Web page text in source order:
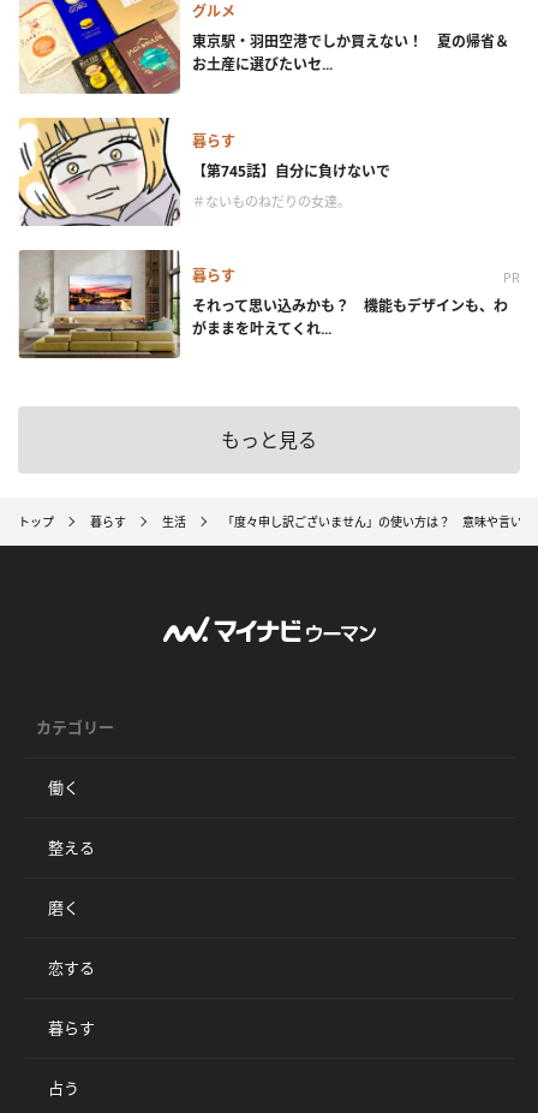
グルメ
東京駅・羽田空港でしか買えない！ 夏の帰省＆
お土産に選びたいセ...
暮らす
【第745話】自分に負けないで
＃ないものねだりの女達。
暮らす PR
それって思い込みかも？ 機能もデザインも、わ
がままを叶えてくれ...
もっと見る
トップ 暮らす 生活 「度々申し訳ございません」の使い方は？ 意味や言い
カテゴリー
働く
整える
磨く
恋する
暮らす
占う